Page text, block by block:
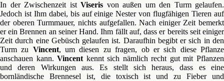
In der Zwischenzeit ist Viseris von außen um den Turm gelaufen.
Jedoch ist Ihm dabei, bis auf einige Nester von flugfähigen Tieren auf
der oberen Turmmauer, nichts aufgefallen. Nach einiger Zeit bemerkt
er ein Brennen an seiner Hand. Ihm fällt auf, dass er bereits seit einiger
Zeit durch eine Gebüsch gelaufen ist. Daraufhin begibt er sich in den
Turm zu Vincent, um diesen zu fragen, ob er sich diese Pflanze
anschauen kann.Vincent kennt sich nämlich recht gut mit Pflanzen
und deren Wirkungen aus. Es stellt sich heraus, dass es eine
bornländische Brennesel ist, die toxisch ist und zu Fieber und